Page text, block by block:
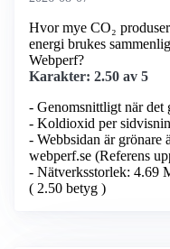
Hvor mye CO₂
energi brukes
Webperf?
Karakter: 2.50 av 5
- Genomsnittligt när det
- Koldioxid per
- Webbsidan är grönare
webperf.se (Referens
- Nätverksstorlek: 4.69
( 2.50 betyg )